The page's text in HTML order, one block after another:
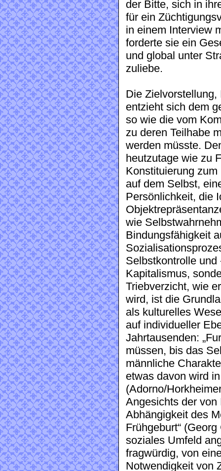
der Bitte, sich in
für ein
in einem Interview
forderte sie ein
und global unter
zuliebe.
Die
entzieht sich dem
so wie die vom
zu deren Teilhabe
werden müsste.
heutzutage wie zu
Konstituierung
auf dem Selbst,
Persönlichkeit, die
wie
Bindungsfähigkeit
Selbstkontrolle
Kapitalismus,
Triebverzicht, wie
wird, ist die
als kulturelles
auf individueller
Jahrtausenden:
müssen, bis das
männliche
etwas davon wird
(Adorno/
Angesichts der
Abhängigkeit des
Frühgeburt“
soziales Umfeld
fragwürdig, von
Notwendigkeit von